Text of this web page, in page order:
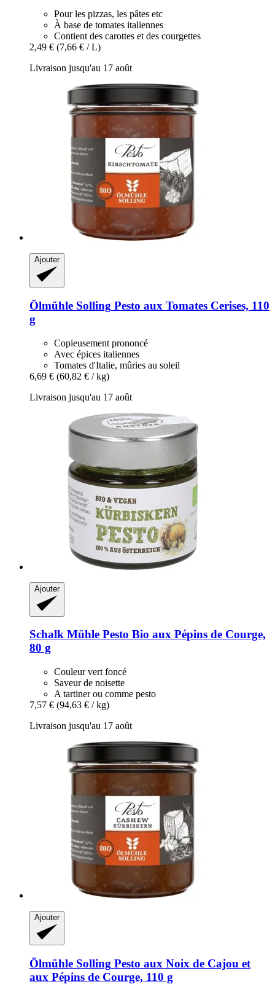
Pour les pizzas, les pâtes etc
À base de tomates italiennes
Contient des carottes et des courgettes
2,49 € (7,66 € / L)
Livraison jusqu'au 17 août
Ajouter
Ölmühle Solling Pesto aux Tomates Cerises, 110
g
Copieusement prononcé
Avec épices italiennes
Tomates d'Italie, mûries au soleil
6,69 € (60,82 € / kg)
Livraison jusqu'au 17 août
Ajouter
Schalk Mühle Pesto Bio aux Pépins de Courge,
80 g
Couleur vert foncé
Saveur de noisette
A tartiner ou comme pesto
7,57 € (94,63 € / kg)
Livraison jusqu'au 17 août
Ajouter
Ölmühle Solling Pesto aux Noix de Cajou et
aux Pépins de Courge, 110 g